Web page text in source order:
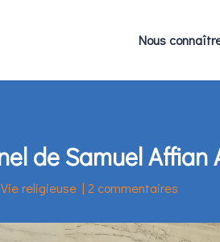
Nous
de Samuel Affian
Vie religieuse | 2 commentaires